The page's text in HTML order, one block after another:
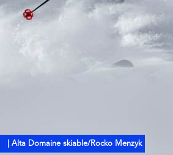
| Alta Domaine skiable/Rocko Menzyk